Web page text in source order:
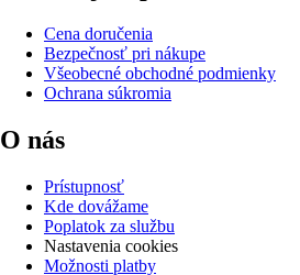
Cena doručenia
Bezpečnosť pri nákupe
Všeobecné obchodné podmienky
Ochrana súkromia
O nás
Prístupnosť
Kde dovážame
Poplatok za službu
Nastavenia cookies
Možnosti platby